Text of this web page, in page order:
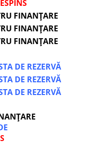
FINANȚARE
FINANȚARE
FINANȚARE
DE REZERVĂ
DE REZERVĂ
DE REZERVĂ